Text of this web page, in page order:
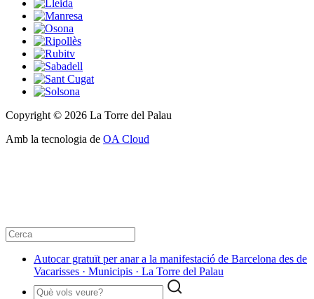
Copyright © 2026 La Torre del Palau
Amb la tecnologia de OA Cloud
Autocar gratuït per anar a la manifestació de Barcelona des de
Vacarisses · Municipis · La Torre del Palau